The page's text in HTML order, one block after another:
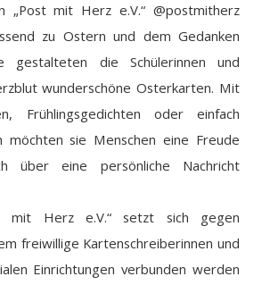
„Post mit Herz e.V.“ @postmitherz
zu Ostern und dem Gedanken
gestalteten die Schülerinnen und
wunderschöne Osterkarten. Mit
Frühlingsgedichten oder einfach
möchten sie Menschen eine Freude
über eine persönliche Nachricht
mit Herz e.V.“ setzt sich gegen
freiwillige Kartenschreiberinnen und
Einrichtungen verbunden werden